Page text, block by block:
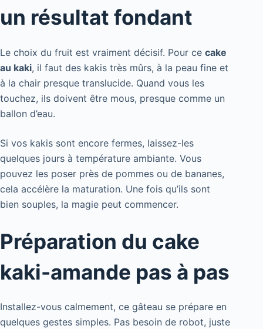
un résultat fondant
Le choix du fruit est vraiment décisif. Pour ce cake
au kaki, il faut des kakis très mûrs, à la peau fine et
à la chair presque translucide. Quand vous les
touchez, ils doivent être mous, presque comme un
ballon d’eau.
Si vos kakis sont encore fermes, laissez-les
quelques jours à température ambiante. Vous
pouvez les poser près de pommes ou de bananes,
cela accélère la maturation. Une fois qu’ils sont
bien souples, la magie peut commencer.
Préparation du cake
kaki-amande pas à pas
Installez-vous calmement, ce gâteau se prépare en
quelques gestes simples. Pas besoin de robot, juste